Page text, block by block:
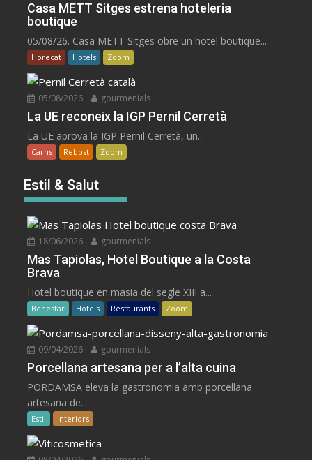
Casa METT Sitges estrena hoteleria
boutique
05/08/26. Casa METT Sitges obre un hotel boutique...
Horecat Hotels Zoom
05/08/2026 gourmenials
La UE reconeix la IGP Pernil Cerretà
La UE aprova la IGP Pernil Cerretà, un...
Carns Rebost Zoom
Estil & Salut
18/06/2026 gourmenials
Mas Tapiolas, Hotel Boutique a la Costa
Brava
Hotel boutique en masia del segle XIII a...
Benestar Hotels Restaurants Zoom
09/04/2026 gourmenials
Porcellana artesana per a l’alta cuina
PORDAMSA eleva la gastronomia amb porcellana
artesana de...
Estil Interiors